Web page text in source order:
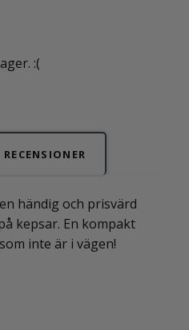
:(
RECENSIONER
händig och prisvärd
kepsar. En kompakt
inte är i vägen!